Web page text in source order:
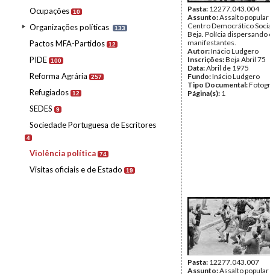
Ocupações 10
Organizações políticas 133
Pactos MFA-Partidos 12
PIDE 100
Reforma Agrária 257
Refugiados 12
SEDES 9
Sociedade Portuguesa de Escritores
4
Violência política 74
Visitas oficiais e de Estado 19
Pasta: 12277.043.004
Assunto:Assalto popular
Centro Democrático
Beja. Polícia dispersando
manifestantes.
Autor:Inácio Ludgero
Inscrições:Beja Abril 75
Data:Abril de 1975
Fundo:Inácio Ludgero
Tipo Documental:
Página(s): 1
Pasta: 12277.043.007
Assunto:Assalto popular